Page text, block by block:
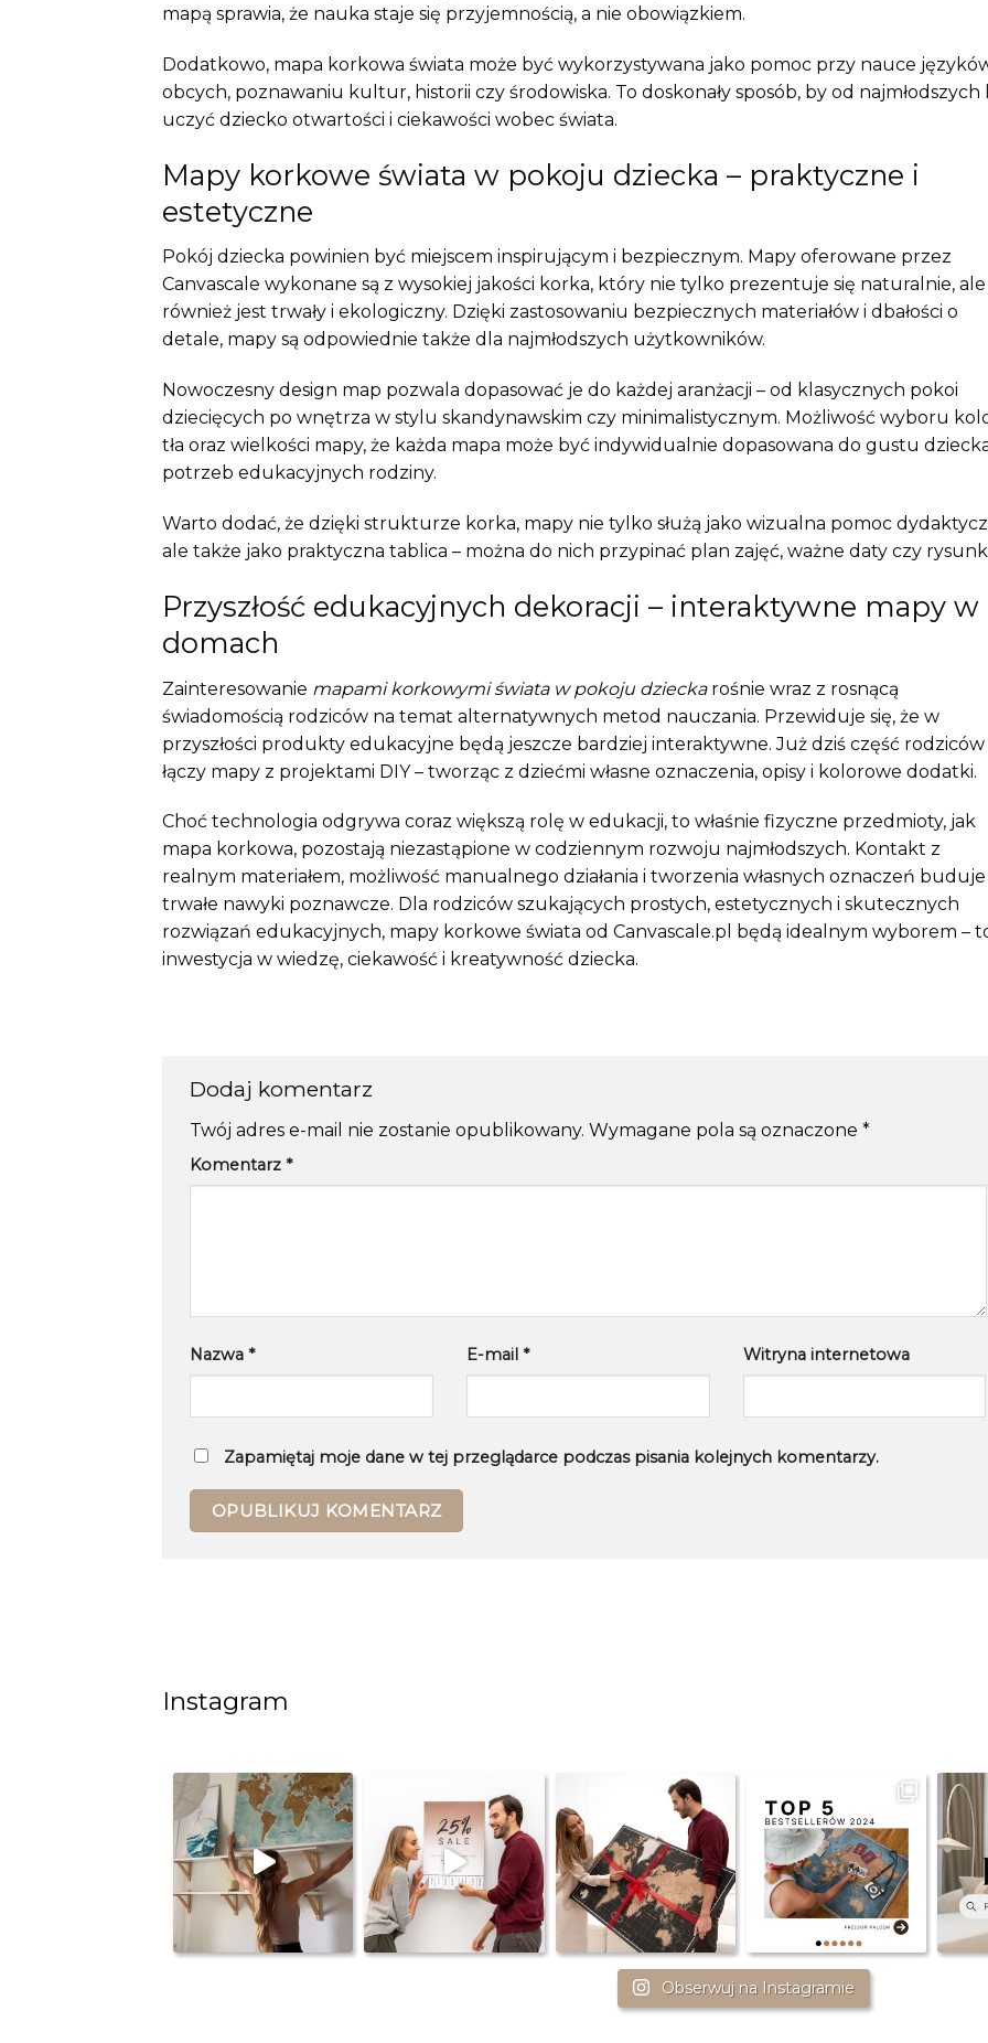
mapą sprawia, że nauka staje się przyjemnością, a nie obowiązkiem.
Dodatkowo, mapa korkowa świata może być wykorzystywana jako pomoc przy nauce
obcych, poznawaniu kultur, historii czy środowiska. To doskonały sposób, by od najmłodszych
uczyć dziecko otwartości i ciekawości wobec świata.
Mapy korkowe świata w pokoju dziecka – praktyczne i
estetyczne
Pokój dziecka powinien być miejscem inspirującym i bezpiecznym. Mapy oferowane przez
Canvascale wykonane są z wysokiej jakości korka, który nie tylko prezentuje się naturalnie, ale
również jest trwały i ekologiczny. Dzięki zastosowaniu bezpiecznych materiałów i dbałości o
detale, mapy są odpowiednie także dla najmłodszych użytkowników.
Nowoczesny design map pozwala dopasować je do każdej aranżacji – od klasycznych pokoi
dziecięcych po wnętrza w stylu skandynawskim czy minimalistycznym. Możliwość wyboru
tła oraz wielkości mapy, że każda mapa może być indywidualnie dopasowana do gustu
potrzeb edukacyjnych rodziny.
Warto dodać, że dzięki strukturze korka, mapy nie tylko służą jako wizualna pomoc
ale także jako praktyczna tablica – można do nich przypinać plan zajęć, ważne daty czy
Przyszłość edukacyjnych dekoracji – interaktywne mapy w
domach
Zainteresowanie mapami korkowymi świata w pokoju dzieckarośnie wraz z rosnącą
świadomością rodziców na temat alternatywnych metod nauczania. Przewiduje się, że w
przyszłości produkty edukacyjne będą jeszcze bardziej interaktywne. Już dziś część rodziców
łączy mapy z projektami DIY – tworząc z dziećmi własne oznaczenia, opisy i kolorowe dodatki.
Choć technologia odgrywa coraz większą rolę w edukacji, to właśnie fizyczne przedmioty, jak
mapa korkowa, pozostają niezastąpione w codziennym rozwoju najmłodszych. Kontakt z
realnym materiałem, możliwość manualnego działania i tworzenia własnych oznaczeń buduje
trwałe nawyki poznawcze. Dla rodziców szukających prostych, estetycznych i skutecznych
rozwiązań edukacyjnych, mapy korkowe świata od Canvascale.pl będą idealnym wyborem –
inwestycja w wiedzę, ciekawość i kreatywność dziecka.
Dodaj komentarz
Twój adres e-mail nie zostanie opublikowany. Wymagane pola są oznaczone *
Komentarz *
Nazwa * E-mail * Witryna internetowa
Zapamiętaj moje dane w tej przeglądarce podczas pisania kolejnych komentarzy.
Instagram
Obserwuj na Instagramie